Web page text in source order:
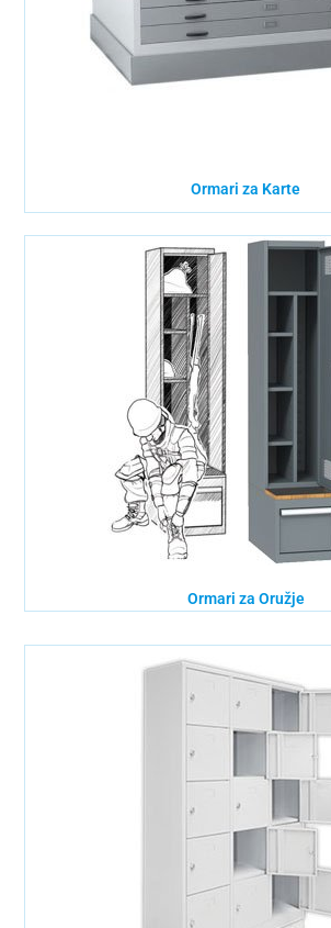
Ormari za Karte
Ormari za Oružje